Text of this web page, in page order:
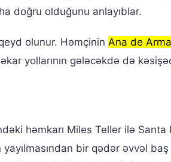
doğru olduğunu anlayıblar.
olunur. Həmçinin Ana de
yollarının gələcəkdə də
həmkarı Miles Teller ilə Santa
bir qədər əvvəl